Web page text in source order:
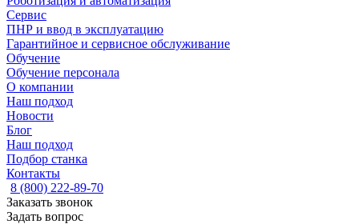
Сервис
ПНР и ввод в эксплуатацию
Гарантийное и сервисное обслуживание
Обучение
Обучение персонала
О компании
Наш подход
Новости
Блог
Наш подход
Подбор станка
Контакты
8 (800) 222-89-70
Заказать звонок
Задать вопрос